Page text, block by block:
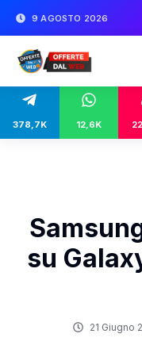
9 AGOSTO 2026
378,7K 12,6K
su
21 Giugno